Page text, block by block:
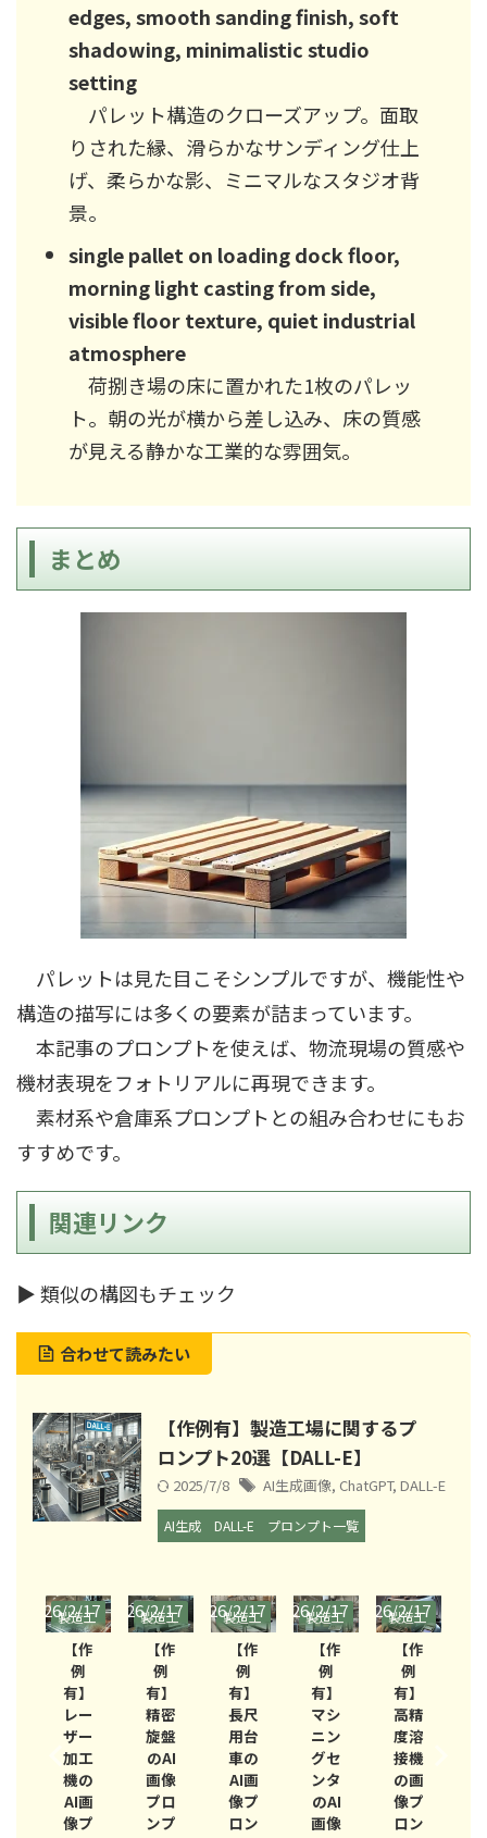
edges, smooth sanding finish, soft
shadowing, minimalistic studio
setting
パレット構造のクローズアップ。面取
りされた縁、滑らかなサンディング仕上
げ、柔らかな影、ミニマルなスタジオ背
景。
single pallet on loading dock floor,
morning light casting from side,
visible floor texture, quiet industrial
atmosphere
荷捌き場の床に置かれた1枚のパレッ
ト。朝の光が横から差し込み、床の質感
が見える静かな工業的な雰囲気。
まとめ
パレットは見た目こそシンプルですが、機能性や
構造の描写には多くの要素が詰まっています。
本記事のプロンプトを使えば、物流現場の質感や
機材表現をフォトリアルに再現できます。
素材系や倉庫系プロンプトとの組み合わせにもお
すすめです。
関連リンク
▶ 類似の構図もチェック
合わせて読みたい
【作例有】製造工場に関するプ
ロンプト20選【DALL-E】
2025/7/8 AI生成画像, ChatGPT, DALL-E
AI生成 DALL-E プロンプト一覧
製造工
場
2026/2/17
【作
例
有】
精密
旋盤
のAI
画像
プロ
ンプ
製造工
場
2026/2/17
【作
例
有】
長尺
用台
車の
AI画
像プ
ロン
製造工
場
2026/2/17
【作
例
有】
マシ
ニン
グセ
ンタ
のAI
画像
製造工
場
2026/2/17
【作
例
有】
高精
度溶
接機
の画
像プ
ロン
製造工
場
2026/2/17
【作
例
有】
工業
用プ
ラス
チッ
クコ
ンテ
2026/